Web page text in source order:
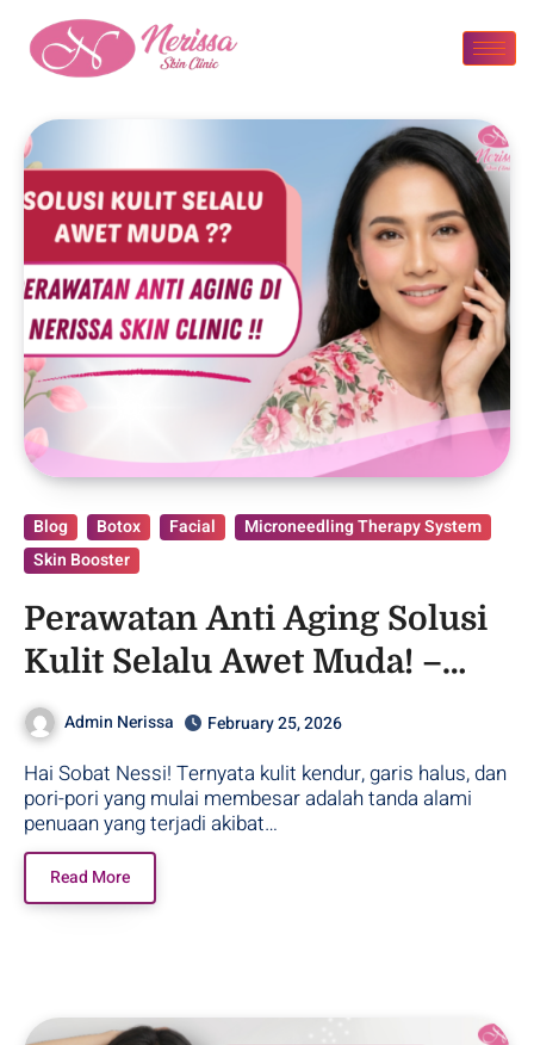
Blog Botox Facial
Microneedling Therapy System
Skin Booster
Perawatan Anti Aging Solusi
Kulit Selalu Awet Muda! –
Purwodadi
Admin Nerissa February 25, 2026
Hai Sobat Nessi! Ternyata kulit kendur, garis halus, dan
pori-pori yang mulai membesar adalah tanda alami
penuaan yang terjadi akibat…
Read More